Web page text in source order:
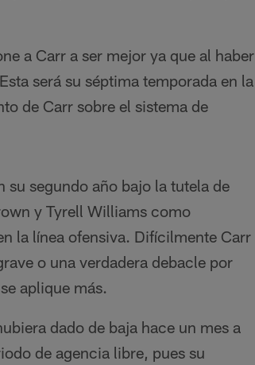
a Carr a ser mejor ya que al haber
será su séptima temporada en la
de Carr sobre el sistema de
su segundo año bajo la tutela de
y Tyrell Williams como
la línea ofensiva. Difícilmente Carr
o una verdadera debacle por
aplique más.
dado de baja hace un mes a
de agencia libre, pues su